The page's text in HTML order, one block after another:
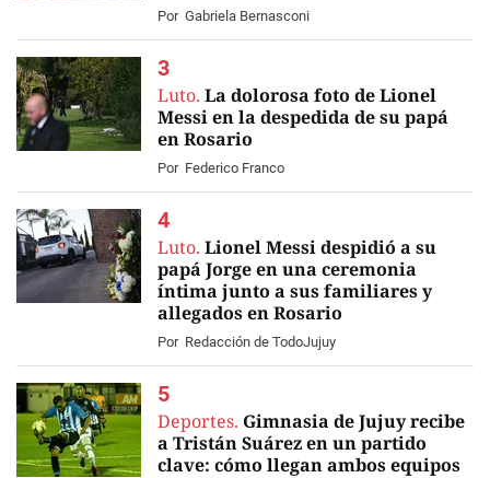
Por Gabriela Bernasconi
Luto. La dolorosa foto de Lionel
Messi en la despedida de su papá
en Rosario
Por Federico Franco
Luto. Lionel Messi despidió a su
papá Jorge en una ceremonia
íntima junto a sus familiares y
allegados en Rosario
Por Redacción de TodoJujuy
Deportes. Gimnasia de Jujuy recibe
a Tristán Suárez en un partido
clave: cómo llegan ambos equipos